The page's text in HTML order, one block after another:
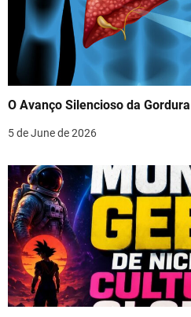
O Avanço Silencioso da
5 de June de 2026